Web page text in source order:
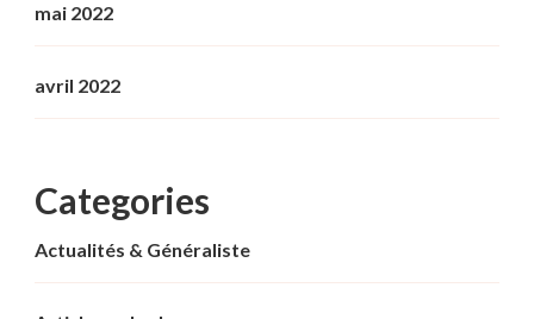
mai 2022
avril 2022
Categories
Actualités & Généraliste